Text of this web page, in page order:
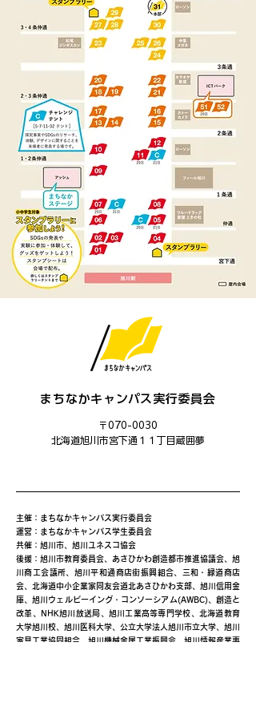
まちなかキャンパス実行委員会
〒070-0030
​北海道旭川市宮下通１１丁目蔵囲夢
主催：まちなかキャンパス実行委員会
運営：まちなかキャンパス学生委員会
共催：旭川市、旭川ユネスコ協会
後援：旭川市教育委員会、あさひかわ創造都市推進協議会、旭
川商工会議所、旭川平和通商店街振興組合、三和・緑道商店
会、北海道中小企業家同友会道北あさひかわ支部、旭川信用金
庫、旭川ウェルビーイング・コンソーシアム(AWBC)、創造と
改革、NHK旭川放送局、旭川工業高等専門学校、北海道教育
大学旭川校、旭川医科大学、公立大学法人旭川市立大学、旭川
家具工業協同組合、旭川機械金属工業振興会、旭川情報産業事